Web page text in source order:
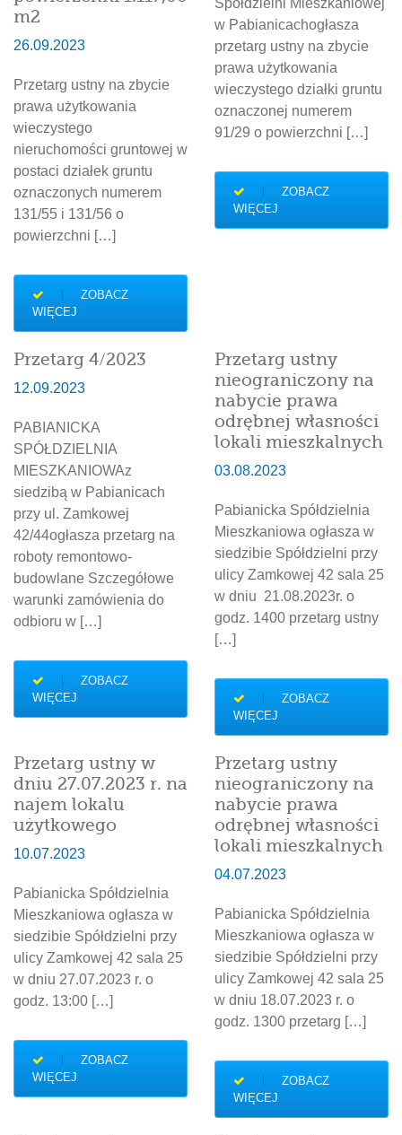
m2
26.09.2023
Przetarg ustny na zbycie
prawa użytkowania
wieczystego
nieruchomości gruntowej w
postaci działek gruntu
oznaczonych numerem
131/55 i 131/56 o
powierzchni […]
ZOBACZ
WIĘCEJ
Spółdzielni Mieszkaniowej
w Pabianicachogłasza
przetarg ustny na zbycie
prawa użytkowania
wieczystego działki gruntu
oznaczonej numerem
91/29 o powierzchni […]
ZOBACZ
WIĘCEJ
Przetarg 4/2023
12.09.2023
PABIANICKA
SPÓŁDZIELNIA
MIESZKANIOWAz
siedzibą w Pabianicach
przy ul. Zamkowej
42/44ogłasza przetarg na
roboty remontowo-
budowlane Szczegółowe
warunki zamówienia do
odbioru w […]
ZOBACZ
WIĘCEJ
Przetarg ustny
nieograniczony na
nabycie prawa
odrębnej własności
lokali mieszkalnych
03.08.2023
Pabianicka Spółdzielnia
Mieszkaniowa ogłasza w
siedzibie Spółdzielni przy
ulicy Zamkowej 42 sala 25
w dniu 21.08.2023r. o
godz. 1400 przetarg ustny
[…]
ZOBACZ
WIĘCEJ
Przetarg ustny w
dniu 27.07.2023 r. na
najem lokalu
użytkowego
10.07.2023
Pabianicka Spółdzielnia
Mieszkaniowa ogłasza w
siedzibie Spółdzielni przy
ulicy Zamkowej 42 sala 25
w dniu 27.07.2023 r. o
godz. 13:00 […]
ZOBACZ
WIĘCEJ
Przetarg ustny
nieograniczony na
nabycie prawa
odrębnej własności
lokali mieszkalnych
04.07.2023
Pabianicka Spółdzielnia
Mieszkaniowa ogłasza w
siedzibie Spółdzielni przy
ulicy Zamkowej 42 sala 25
w dniu 18.07.2023 r. o
godz. 1300 przetarg […]
ZOBACZ
WIĘCEJ